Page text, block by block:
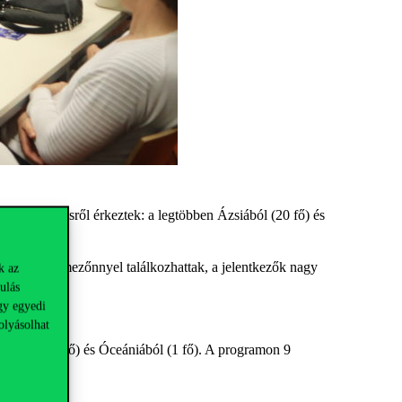
az
egyedi
5 kontinensről érkeztek: a legtöbben Ázsiából (20 fő) és
erős mezőnnyel találkozhattak, a jelentkezők nagy
(2 fő) és Óceániából (1 fő). A programon 9